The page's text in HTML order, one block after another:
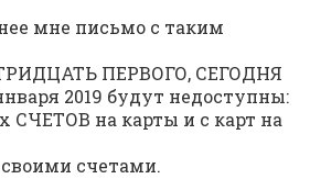
мне письмо с таким
(ТРИДЦАТЬ ПЕРВОГО, СЕГОДНЯ
2019 будут недоступны:
СЧЕТОВ на карты и с карт на
счетами.